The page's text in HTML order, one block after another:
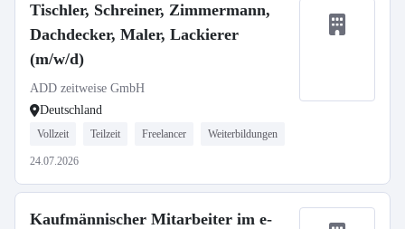
Tischler, Schreiner, Zimmermann,
Dachdecker, Maler, Lackierer
(m/w/d)
ADD zeitweise GmbH
Deutschland
Vollzeit Teilzeit Freelancer Weiterbildungen
24.07.2026
Kaufmännischer Mitarbeiter im e-